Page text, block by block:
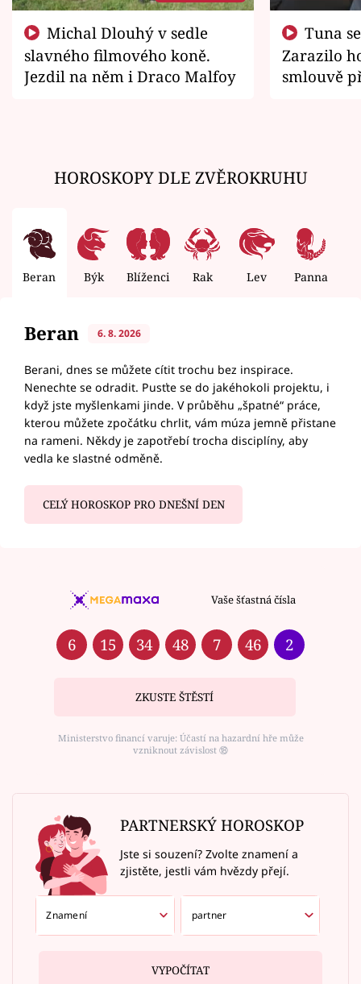
slavného filmového koně.
Jezdil na něm i Draco Malfoy
Zarazilo
smlouvě
HOROSKOPY DLE ZVĚROKRUHU
Beran Býk Blíženci Rak Lev Panna
Beran 6. 8. 2026
Berani, dnes se můžete cítit trochu bez inspirace.
Nenechte se odradit. Pusťte se do jakéhokoli projektu, i
když jste myšlenkami jinde. V průběhu „špatné“ práce,
kterou můžete zpočátku chrlit, vám múza jemně přistane
na rameni. Někdy je zapotřebí trocha disciplíny, aby
vedla ke slastné odměně.
CELÝ HOROSKOP PRO DNEŠNÍ DEN
Vaše šťastná čísla
6 15 34 48 7 46 2
ZKUSTE ŠTĚSTÍ
Ministerstvo financí varuje: Účastí na hazardní hře může
vzniknout závislost ⑱
PARTNERSKÝ HOROSKOP
Jste si souzení? Zvolte znamení a
zjistěte, jestli vám hvězdy přejí.
VYPOČÍTAT